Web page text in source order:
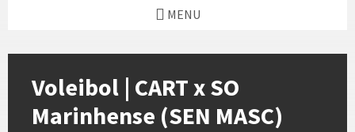
MENU
Voleibol | CART x SO
Marinhense (SEN MASC)